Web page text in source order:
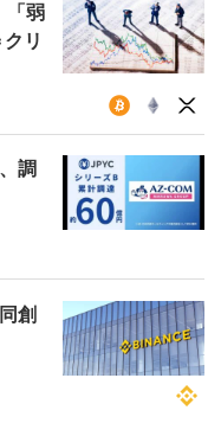
「弱
リ
調
創